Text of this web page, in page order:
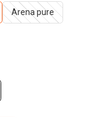
Arena pure